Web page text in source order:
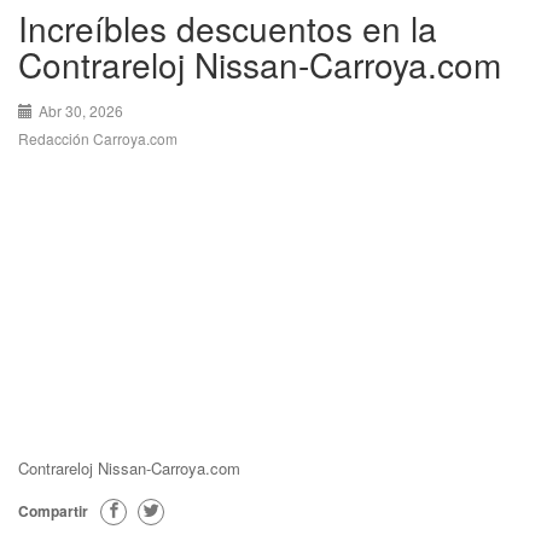
Increíbles descuentos en la
Contrareloj Nissan-Carroya.com
Abr 30, 2026
Redacción Carroya.com
Contrareloj Nissan-Carroya.com
Compartir